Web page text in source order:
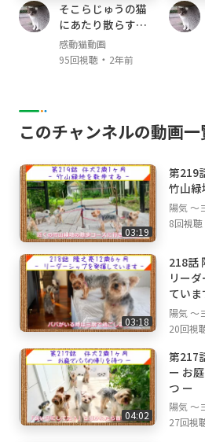
そこらじゅうの猫
にあたり散らすヤ
クザ猫
感動猫動画
95回視聴・ 2年前
このチャンネルの動画一
03:19
第219
竹山緑
陽気 ～
8回視聴
03:18
218話
リー
ていま
陽気 ～
20回視
04:02
第217
ー お庭でパパの帰りを待
つ ー
陽気 ～
27回視